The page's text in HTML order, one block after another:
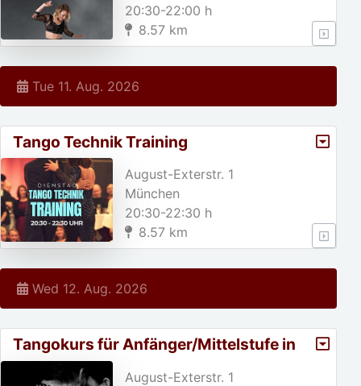
20:30-22:00 h
8.57 km
Tue 11. Aug. 2026
Tango Technik Training
August-Exterstr. 1
München
20:30-22:30 h
8.57 km
Wed 12. Aug. 2026
Tangokurs für Anfänger/Mittelstufe in
München
August-Exterstr. 1